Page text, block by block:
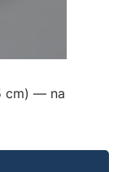
cm) — na